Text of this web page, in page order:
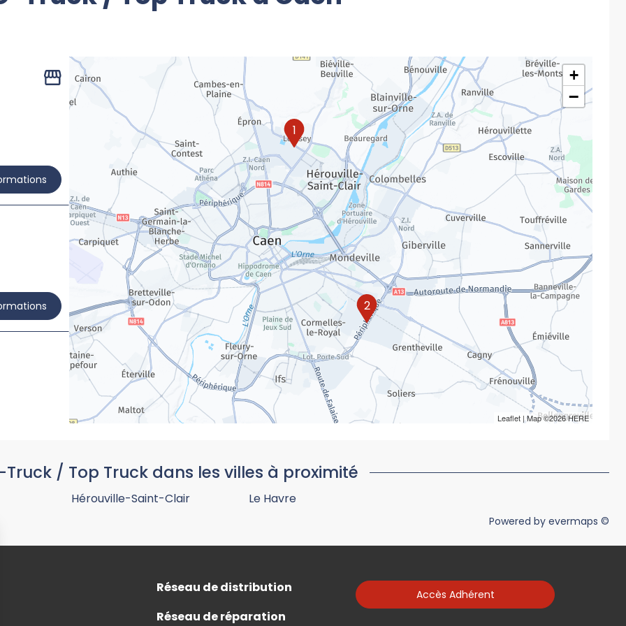
2
1
+
−
Leaflet| Map ©2026HERE
Truck / Top Truck dans les villes à proximité
Hérouville-Saint-Clair Le Havre
Powered by evermaps ©
Réseau de distribution
Réseau de réparation
Accès Adhérent